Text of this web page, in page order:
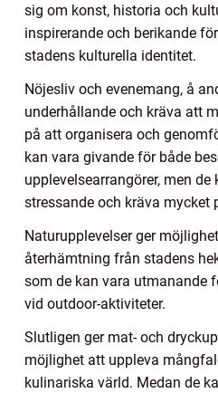
sig om konst, historia och
inspirerande och berikande
stadens kulturella identitet.
Nöjesliv och evenemang, å
underhållande och kräva att
på att organisera och
kan vara givande för både
upplevelsearrangörer, men de
stressande och kräva mycket
Naturupplevelser ger
återhämtning från stadens
som de kan vara utmanande
vid outdoor-aktiviteter.
Slutligen ger mat- och
möjlighet att uppleva
kulinariska värld. Medan de